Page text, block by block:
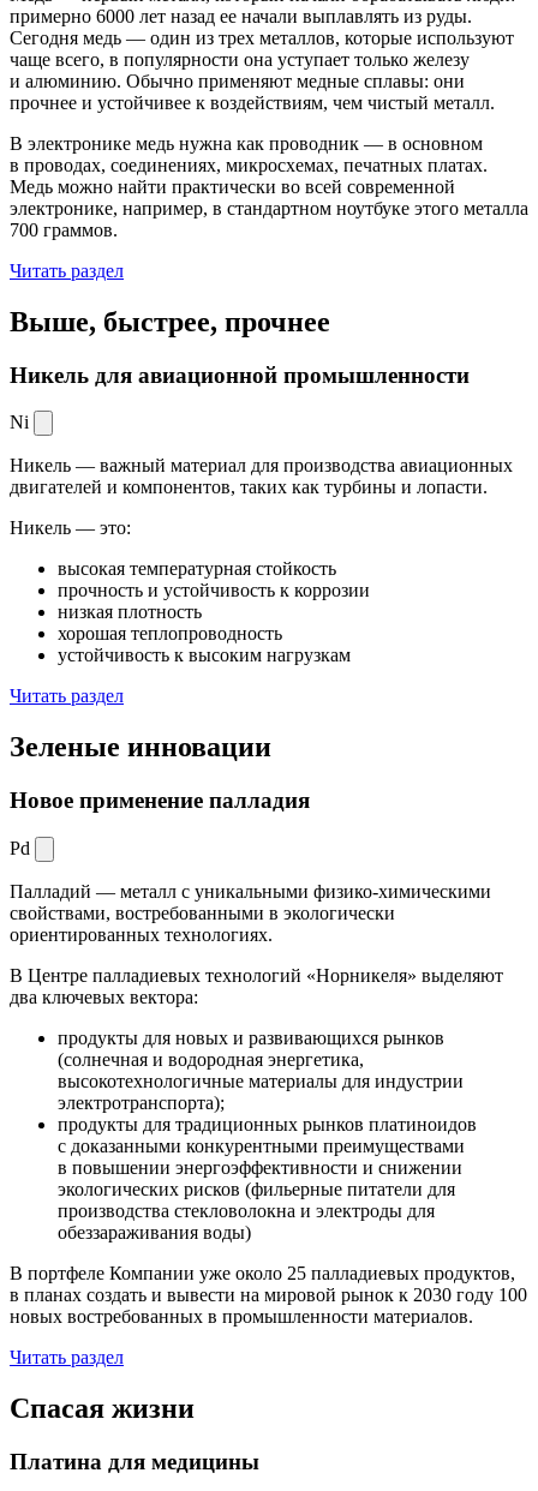
примерно 6000 лет назад ее начали выплавлять из руды.
Сегодня медь — один из трех металлов, которые используют
чаще всего, в популярности она уступает только железу
и алюминию. Обычно применяют медные сплавы: они
прочнее и устойчивее к воздействиям, чем чистый металл.
В электронике медь нужна как проводник — в основном
в проводах, соединениях, микросхемах, печатных платах.
Медь можно найти практически во всей современной
электронике, например, в стандартном ноутбуке этого металла
700 граммов.
Читать раздел
Выше, быстрее, прочнее
Никель для авиационной промышленности
Ni
Никель — важный материал для производства авиационных
двигателей и компонентов, таких как турбины и лопасти.
Никель — это:
высокая температурная стойкость
прочность и устойчивость к коррозии
низкая плотность
хорошая теплопроводность
устойчивость к высоким нагрузкам
Читать раздел
Зеленые инновации
Новое применение палладия
Pd
Палладий — металл с уникальными физико-химическими
свойствами, востребованными в экологически
ориентированных технологиях.
В Центре палладиевых технологий «Норникеля» выделяют
два ключевых вектора:
продукты для новых и развивающихся рынков
(солнечная и водородная энергетика,
высокотехнологичные материалы для индустрии
электротранспорта);
продукты для традиционных рынков платиноидов
с доказанными конкурентными преимуществами
в повышении энергоэффективности и снижении
экологических рисков (фильерные питатели для
производства стекловолокна и электроды для
обеззараживания воды)
В портфеле Компании уже около 25 палладиевых продуктов,
в планах создать и вывести на мировой рынок к 2030 году 100
новых востребованных в промышленности материалов.
Читать раздел
Спасая жизни
Платина для медицины